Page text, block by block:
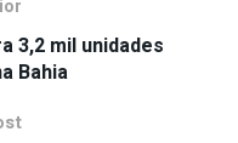
3,2 mil unidades
Bahia